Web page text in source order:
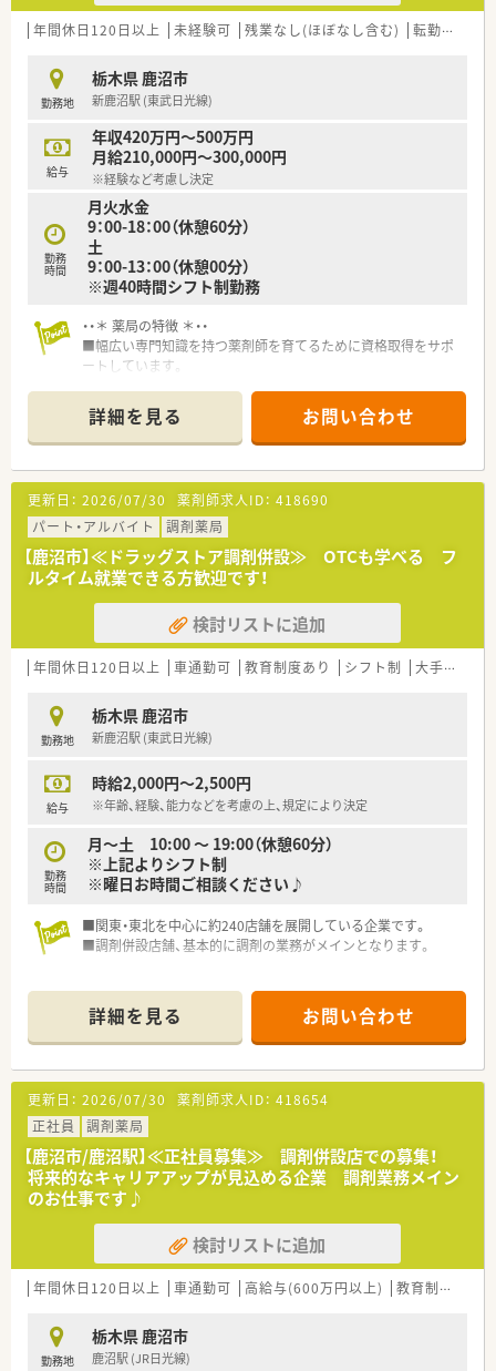
<こんな会社です!>
設店は470店舗ほど
あり、調剤併設率は56％になります！
経営理念としては、健康と美と衛生を通じての社会貢献を掲げて
いる会社です。
調剤併設店は分離申請をしているため、薬局としての機能を最大
限発揮し運営しています。
在宅にも注力しており、在宅専門薬局も設置しています。
<薬剤師の仕事>
主な仕事は薬局内での業務になりますが、ドラッグストア薬剤師
として食から介護まで幅広くお客様の生活をサポートできるこ
とも魅力です。ワークスケジュールで予め時間を決めてヘルス
地域に立地する面薬局が多く、幅広い医療機関から処方箋を応需
しており、面分業で全科目を対応しており、科目が極端に偏るこ
とがありません。
<働き方について>
ライフスタイルに合わせて｢9時間勤務・8時間勤務｣のどちらか
選択が可能です！
就業時間も薬局の営業時間に合わせている為、ライフワークバラ
ンスを保つことが可能です。
キャリアパスが明確で早い段階から責任あるポジションに就く
チャンスがあり｢1～2年目で薬局長
最短3～4年目でエリアマネージャー(SV)」に昇格できるなど、成
長中の企業だからこそ 昇格チャンスも多い企業です。
勤務年数や年齢に関係がない職務給制度を採用、若くから責任の
あるポジションを目指したい方
・高年収希望の方はおすすめの会社です！
年間休日120日以上 未経験可 残業なし(ほぼなし含む) 転勤なし
勤務地
栃木県 鹿沼市
新鹿沼駅 (東武日光線)
給与
年収420万円～500万円
月給210,000円～300,000円
※経験など考慮し決定
勤務
時間
月火水金
9：00-18：00（休憩60分）
土
9：00-13：00（休憩00分）
※週40時間シフト制勤務
・・＊ 薬局の特徴 ＊・・
■幅広い専門知識を持つ薬剤師を育てるために資格取得をサポ
ートしています。
当を毎月支給。薬剤師200人中140人が認定薬剤師を取得してい
ます。
■1年間にわたる社員フォロー研修は、毎月1回、丸1日をかけて
行います。業務時間内の朝9時から夕方6時まで、薬剤の講義と処
方解析のグループワークを学び、活きた知識を得ることができま
す。
■薬学生に薬局実習を指導できる認定実務実習指導員薬剤師は
41人。栃木県内の認定実務実習指導薬剤師の10％を超える人数
で、未来ある薬学生を指導しています。
詳細を見る お問い合わせ
更新日： 2026/07/30 薬剤師求人ID： 418690
パート・アルバイト
調剤薬局
【鹿沼市】≪ドラッグストア調剤併設≫ OTCも学べる フ
ルタイム就業できる方歓迎です！
検討リストに追加
年間休日120日以上 車通勤可 教育制度あり シフト制 大手チェーン
勤務地
栃木県 鹿沼市
新鹿沼駅 (東武日光線)
給与
時給2,000円～2,500円
※年齢、経験、能力などを考慮の上、規定により決定
勤務
時間
月～土 10:00 ～ 19:00（休憩60分）
※上記よりシフト制
※曜日お時間ご相談ください♪
■関東・東北を中心に約240店舗を展開している企業です。
■調剤併設店舗、基本的に調剤の業務がメインとなります。
詳細を見る お問い合わせ
更新日： 2026/07/30 薬剤師求人ID： 418654
正社員
調剤薬局
【鹿沼市/鹿沼駅】≪正社員募集≫ 調剤併設店での募集！
将来的なキャリアアップが見込める企業 調剤業務メイン
のお仕事です♪
検討リストに追加
年間休日120日以上 車通勤可 高給与(600万円以上) 教育制度あり
勤務地
栃木県 鹿沼市
鹿沼駅 (JR日光線)